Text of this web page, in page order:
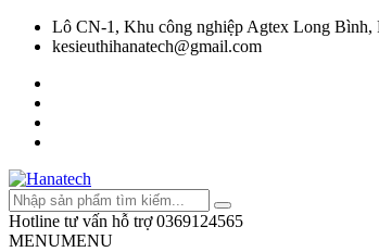
Lô CN-1, Khu công nghiệp Agtex Long
kesieuthihanatech@gmail.com
Hotline tư vấn hỗ trợ 0369124565
MENUMENU